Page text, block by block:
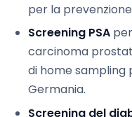
per la
Screening PSA
carcinoma
di home sampling
Germania.
Screening del